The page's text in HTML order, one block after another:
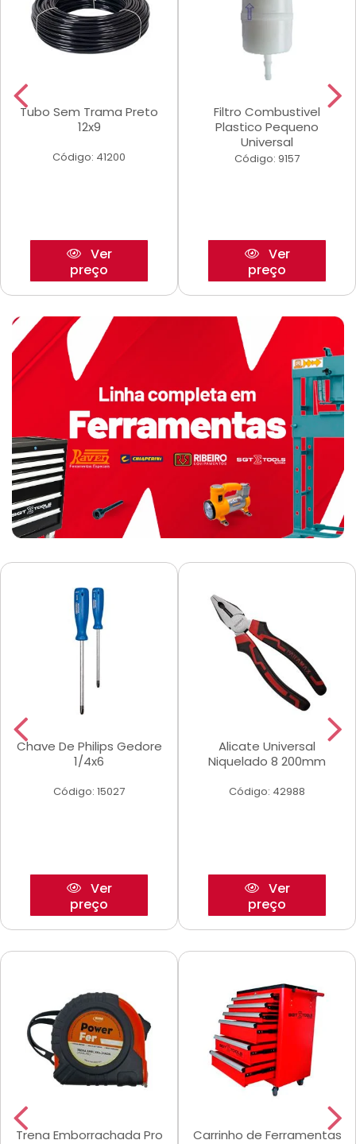
Tubo Sem Trama Preto
12x9
Código: 41200
Ver
preço
Filtro Combustivel
Plastico Pequeno
Universal
Código: 9157
Ver
preço
Chave De Philips Gedore
1/4x6
Código: 15027
Ver
preço
Alicate Universal
Niquelado 8 200mm
Código: 42988
Ver
preço
Trena Emborrachada Pro
Carrinho de Ferramentas